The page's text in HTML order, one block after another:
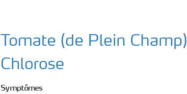
Tomate (de Plein
Chlorose
Symptômes